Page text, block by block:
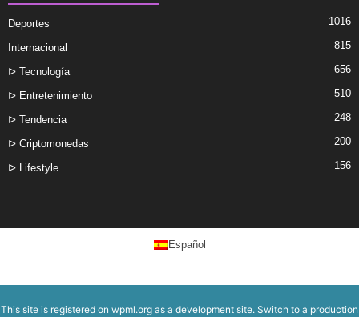
Deportes 1016
Internacional 815
ᐅ Tecnología 656
ᐅ Entretenimiento 510
ᐅ Tendencia 248
ᐅ Criptomonedas 200
ᐅ Lifestyle 156
Español
This site is registered on wpml.org as a development site. Switch to a production